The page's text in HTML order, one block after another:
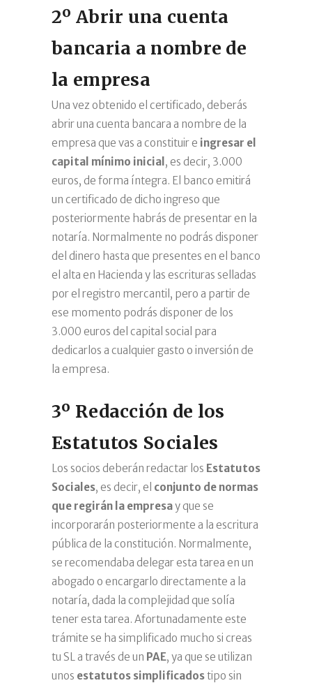
2º Abrir una cuenta
bancaria a nombre de
la empresa
Una vez obtenido el certificado, deberás
abrir una cuenta bancara a nombre de la
empresa que vas a constituir e ingresar el
capital mínimo inicial , es decir, 3.000
euros, de forma íntegra. El banco emitirá
un certificado de dicho ingreso que
posteriormente habrás de presentar en la
notaría. Normalmente no podrás disponer
del dinero hasta que presentes en el banco
el alta en Hacienda y las escrituras selladas
por el registro mercantil, pero a partir de
ese momento podrás disponer de los
3.000 euros del capital social para
dedicarlos a cualquier gasto o inversión de
la empresa.
3º Redacción de los
Estatutos Sociales
Los socios deberán redactar los Estatutos
Sociales, es decir, el conjunto de normas
que regirán la empresay que se
incorporarán posteriormente a la escritura
pública de la constitución. Normalmente,
se recomendaba delegar esta tarea en un
abogado o encargarlo directamente a la
notaría, dada la complejidad que solía
tener esta tarea. Afortunadamente este
trámite se ha simplificado mucho si creas
tu SL a través de un PAE, ya que se utilizan
unos estatutos simplificadostipo sin